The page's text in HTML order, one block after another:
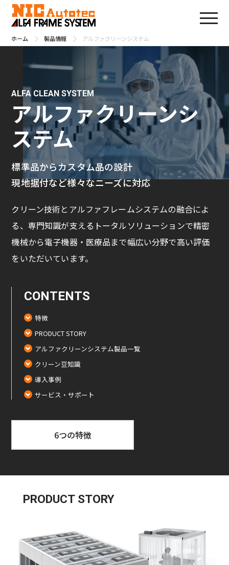
ホーム 製品情報 アルファクリーンシステム
ALFA CLEAN SYSTEM
アルファクリーンシ
ステム
標準品からカスタム品の設計
現地据付など様々なニーズに対応
クリーン技術とアルファフレームシステムの融合によ
る、専門知識が支えるトータルソリューションで精密
機械から電子機器・医療品まで幅広い分野で高い評価
をいただいています。
CONTENTS
特徴
PRODUCT STORY
アルファクリーンシステム製品一覧
クリーン豆知識
導入事例
サービス・サポート
6つの特徴
PRODUCT STORY